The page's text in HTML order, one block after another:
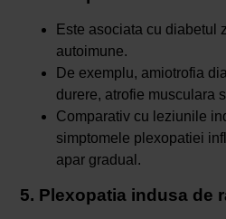
Este asociata cu diabetul
autoimune.
De exemplu, amiotrofia
durere, atrofie musculara
Comparativ cu leziunile
simptomele plexopatiei
apar gradual.
5. Plexopatia indusa de